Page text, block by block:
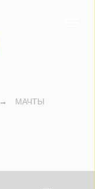
→ МАЧТЫ